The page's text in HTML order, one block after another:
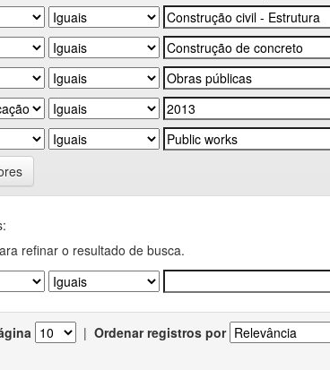
refinar o resultado de busca.
| Ordenar registros por